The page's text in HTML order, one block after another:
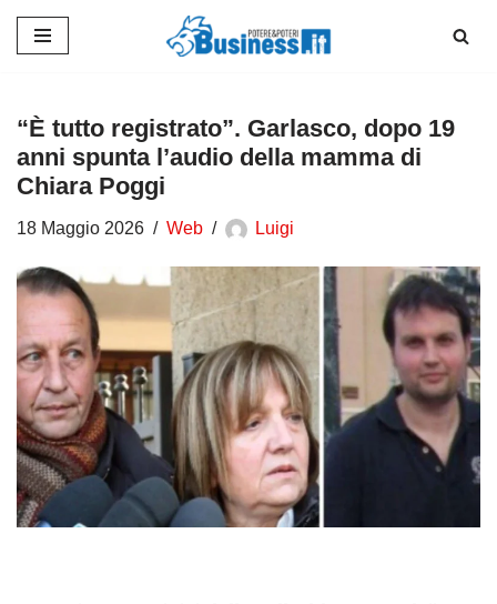
contenuto
“È tutto registrato”. Garlasco, dopo 19
anni spunta l’audio della mamma di
Chiara Poggi
18 Maggio 2026 Web Luigi